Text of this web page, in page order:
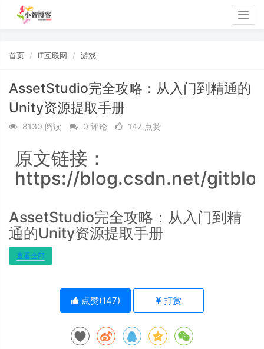
首页 IT互联网 游戏
AssetStudio完全攻略：从入门到精通的
Unity资源提取手册
8130 阅读 0 评论 147 点赞
原文链接：
https://blog.csdn.net/
AssetStudio完全攻略：从入门到精
通的Unity资源提取手册
查看全部
点赞(147) 打赏